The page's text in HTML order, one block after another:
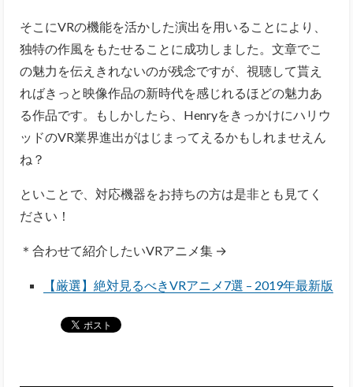
そこにVRの機能を活かした演出を用いることにより、
独特の作風をもたせることに成功しました。文章でこ
の魅力を伝えきれないのが残念ですが、視聴して貰え
ればきっと映像作品の新時代を感じれるほどの魅力あ
る作品です。もしかしたら、Henryをきっかけにハリウ
ッドのVR業界進出がはじまってえるかもしれませえん
ね？
といことで、対応機器をお持ちの方は是非とも見てく
ださい！
＊合わせて紹介したいVRアニメ集 →
【厳選】絶対見るべきVRアニメ7選 – 2019年最新版